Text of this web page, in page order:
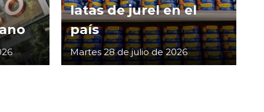
latas de jurel en el
país
Martes 28 de julio de 2026